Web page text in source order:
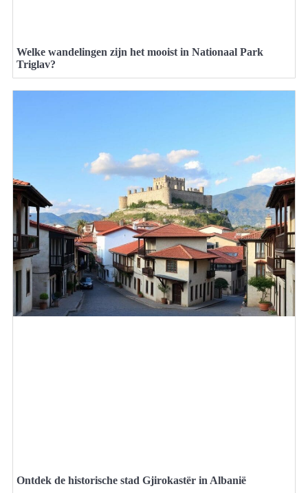
Welke wandelingen zijn het mooist in Nationaal Park
Triglav?
Ontdek de historische stad Gjirokastër in Albanië